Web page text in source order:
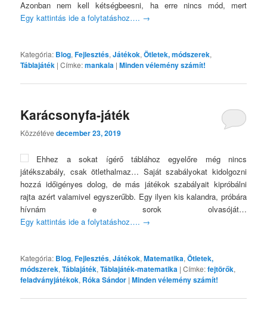
Azonban nem kell kétségbeesni, ha erre nincs mód, mert
Egy kattintás ide a folytatáshoz…. →
Kategória: Blog,Fejlesztés,Játékok,Ötletek, módszerek,
Táblajáték |Címke:mankala |Minden vélemény számít!
Karácsonyfa-játék
Közzétévedecember 23, 2019
Ehhez a sokat ígérő táblához egyelőre még nincs
játékszabály, csak ötlethalmaz… Saját szabályokat kidolgozni
hozzá időigényes dolog, de más játékok szabályait kipróbálni
rajta azért valamivel egyszerűbb. Egy ilyen kis kalandra, próbára
hívnám e sorok olvasóját…
Egy kattintás ide a folytatáshoz…. →
Kategória: Blog,Fejlesztés,Játékok,Matematika,Ötletek,
módszerek,Táblajáték,Táblajáték-matematika |Címke:fejtörők,
feladványjátékok, Róka Sándor |Minden vélemény számít!